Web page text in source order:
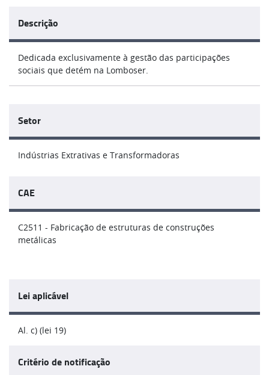
Descrição
Dedicada exclusivamente à gestão das participações
sociais que detém na Lomboser.
Setor
Indústrias Extrativas e Transformadoras
CAE
C2511 - Fabricação de estruturas de construções
metálicas
Lei aplicável
Al. c) (lei 19)
Critério de notificação